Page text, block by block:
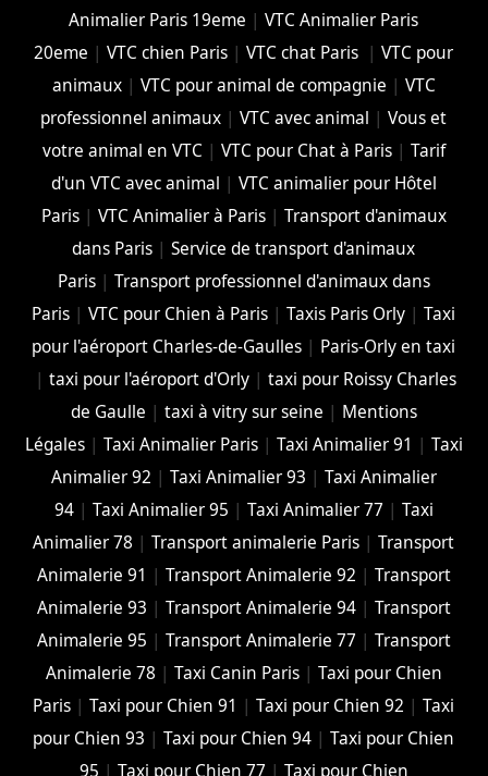
Animalier Paris 19eme |VTC Animalier Paris
20eme |VTC chien Paris |VTC chat Paris |VTC pour
animaux| VTC pour animal de compagnie | VTC
professionnel animaux |VTC avec animal |Vous et
votre animal en VTC | VTC pour Chat à Paris| Tarif
d'un VTC avec animal | VTC animalier pour Hôtel
Paris| VTC Animalier à Paris| Transport d'animaux
dans Paris |Service de transport d'animaux
Paris| Transport professionnel d'animaux dans
Paris |VTC pour Chien à Paris |Taxis Paris Orly |Taxi
pour l'aéroport Charles-de-Gaulles | Paris-Orly en taxi
|taxi pour l'aéroport d'Orly |taxi pour Roissy Charles
de Gaulle | taxi à vitry sur seine | Mentions
Légales| Taxi Animalier Paris| Taxi Animalier 91 | Taxi
Animalier 92 | Taxi Animalier 93 | Taxi Animalier
94| Taxi Animalier 95 | Taxi Animalier 77 | Taxi
Animalier 78 |Transport animalerie Paris |Transport
Animalerie 91 | Transport Animalerie 92 | Transport
Animalerie 93 | Transport Animalerie 94| Transport
Animalerie 95 | Transport Animalerie 77 | Transport
Animalerie 78 | Taxi Canin Paris| Taxi pour Chien
Paris |Taxi pour Chien 91 |Taxi pour Chien 92 |Taxi
pour Chien 93 |Taxi pour Chien 94 |Taxi pour Chien
95 | Taxi pour Chien 77 | Taxi pour Chien